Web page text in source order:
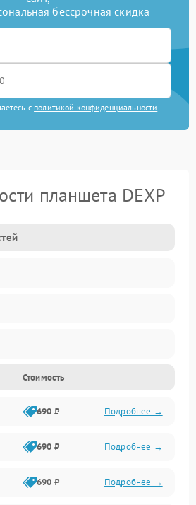
бессрочная скидка
с политикой конфиденциальности
планшета DEXP
Стоимость
690 ₽ Подробнее →
690 ₽ Подробнее →
690 ₽ Подробнее →